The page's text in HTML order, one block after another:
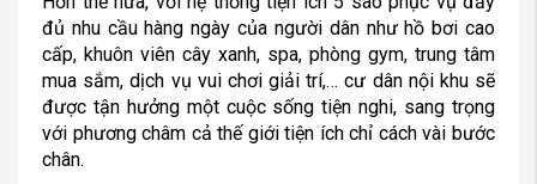
đủ nhu cầu hàng ngày của người dân như hồ bơi cao
cấp, khuôn viên cây xanh, spa, phòng gym, trung tâm
mua sắm, dịch vụ vui chơi giải trí,… cư dân nội khu sẽ
được tận hưởng một cuộc sống tiện nghi, sang trọng
với phương châm cả thế giới tiện ích chỉ cách vài bước
chân.